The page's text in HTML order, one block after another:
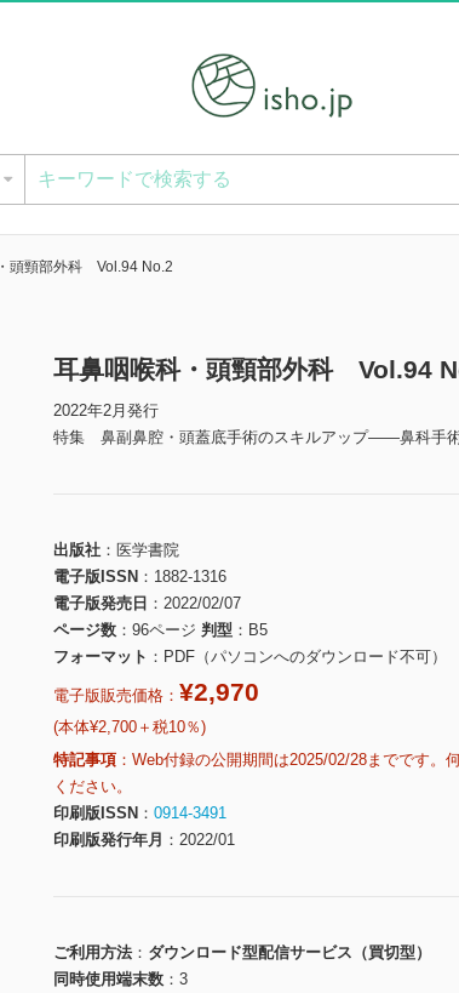
頭頸部外科 Vol.94 No.2
耳鼻咽喉科・頭頸部外科 Vol.94
2022年2月発行
特集 鼻副鼻腔・頭蓋底手術のスキルアップ――鼻科手術
出版社
医学書院
電子版ISSN
1882-1316
電子版発売日
2022/02/07
ページ数
96ページ 判型
B5
フォーマット
PDF（パソコンへのダウンロード不可）
電子版販売価格： ¥2,970
(本体¥2,700＋税10％)
特記事項
Web付録の公開期間は2025/02/28までです。
ください。
印刷版ISSN
0914-3491
印刷版発行年月
2022/01
ご利用方法
ダウンロード型配信サービス（買切型）
同時使用端末数
3